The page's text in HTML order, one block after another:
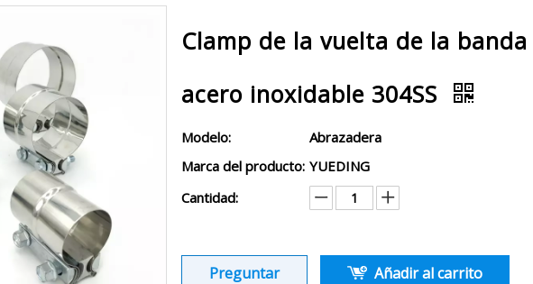
Clamp de la vuelta de la
acero inoxidable 304SS
Modelo:
Abrazadera
Marca del producto: YUEDING
Cantidad:
Preguntar Añadir al carrito